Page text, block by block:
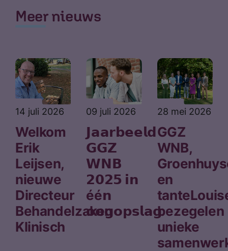
Meer nieuws
14 juli 2026
Welkom
Erik
Leijsen,
nieuwe
Directeur
Behandelzaken
Klinisch
09 juli 2026
𝗝𝗮𝗮𝗿𝗯𝗲𝗲𝗹𝗱
𝗚𝗚𝗭
𝗪𝗡𝗕
𝟮𝟬𝟮𝟱 𝗶𝗻
éé𝗻
𝗼𝗼𝗴𝗼𝗽𝘀𝗹𝗮𝗴
28 mei 2026
GGZ
WNB,
en
bezegelen
unieke